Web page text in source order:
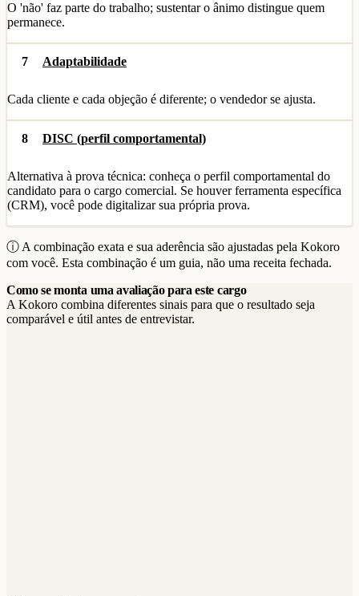
O 'não' faz parte do trabalho; sustentar o ânimo distingue quem
permanece.
7 Adaptabilidade
Cada cliente e cada objeção é diferente; o vendedor se ajusta.
8 DISC (perfil comportamental)
Alternativa à prova técnica: conheça o perfil comportamental do
candidato para o cargo comercial. Se houver ferramenta específica
(CRM), você pode digitalizar sua própria prova.
ⓘ A combinação exata e sua aderência são ajustadas pela Kokoro
com você. Esta combinação é um guia, não uma receita fechada.
Como se monta uma avaliação para este cargo
A Kokoro combina diferentes sinais para que o resultado seja
comparável e útil antes de entrevistar.